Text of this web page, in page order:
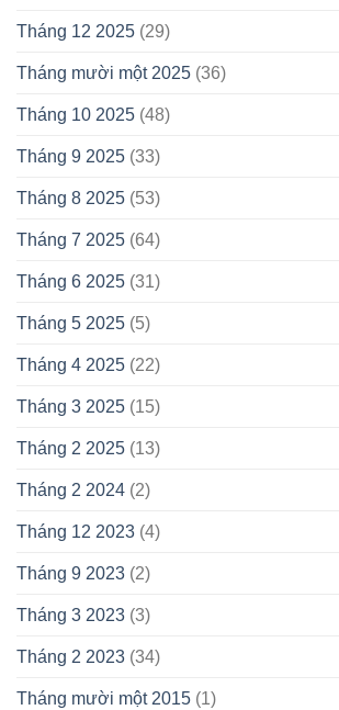
Tháng 12 2025 (29)
Tháng mười một 2025 (36)
Tháng 10 2025 (48)
Tháng 9 2025 (33)
Tháng 8 2025 (53)
Tháng 7 2025 (64)
Tháng 6 2025 (31)
Tháng 5 2025 (5)
Tháng 4 2025 (22)
Tháng 3 2025 (15)
Tháng 2 2025 (13)
Tháng 2 2024 (2)
Tháng 12 2023 (4)
Tháng 9 2023 (2)
Tháng 3 2023 (3)
Tháng 2 2023 (34)
Tháng mười một 2015 (1)